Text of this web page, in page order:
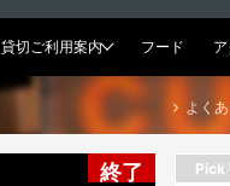
貸切ご利用案内 フード
よく
終了 Pick